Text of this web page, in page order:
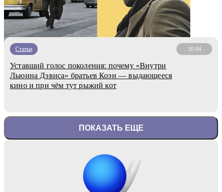
Статьи 10.04
Уставший голос поколения: почему «Внутри
Льюина Дэвиса» братьев Коэн — выдающееся
кино и при чём тут рыжий кот
ПОКАЗАТЬ ЕЩЕ